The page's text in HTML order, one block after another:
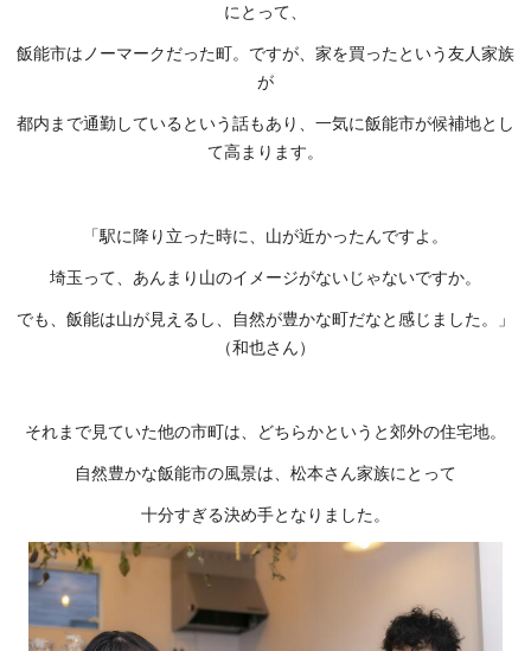
にとって、
飯能市はノーマークだった町。ですが、家を買ったという友人家族
が
都内まで通勤しているという話もあり、一気に飯能市が候補地とし
て高まります。
「駅に降り立った時に、山が近かったんですよ。
埼玉って、あんまり山のイメージがないじゃないですか。
でも、飯能は山が見えるし、自然が豊かな町だなと感じました。」
（和也さん）
それまで見ていた他の市町は、どちらかというと郊外の住宅地。
自然豊かな飯能市の風景は、松本さん家族にとって
十分すぎる決め手となりました。